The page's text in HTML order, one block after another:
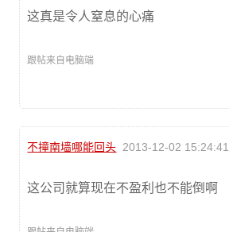
这真是令人窒息的心痛
跟帖来自电脑端
不撞南墙哪能回头 2013-12-02 15:24:41
这公司就算现在不盈利也不能倒啊